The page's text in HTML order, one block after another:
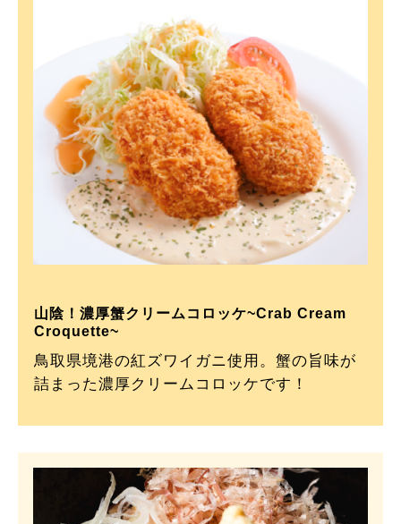
山陰！濃厚蟹クリームコロッケ~Crab Cream
Croquette~
鳥取県境港の紅ズワイガニ使用。蟹の旨味が
詰まった濃厚クリームコロッケです！